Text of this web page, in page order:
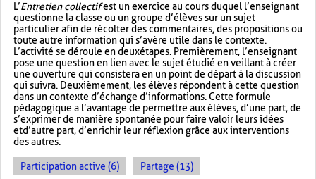
L’Entretien collectifest un exercice au cours duquel l’enseignant
questionne la classe ou un groupe d’élèves sur un sujet
particulier afin de récolter des commentaires, des propositions ou
toute autre information qui s’avère utile dans le contexte.
L’activité se déroule en deux étapes. Premièrement, l’enseignant
pose une question en lien avec le sujet étudié en veillant à créer
une ouverture qui consistera en un point de départ à la discussion
qui suivra. Deuxièmement, les élèves répondent à cette question
dans un contexte d’échange d’informations. Cette formule
pédagogique a l’avantage de permettre aux élèves, d’une part, de
s’exprimer de manière spontanée pour faire valoir leurs idées
et d’autre part, d’enrichir leur réflexion grâce aux interventions
des autres.
Participation active (6) Partage (13)